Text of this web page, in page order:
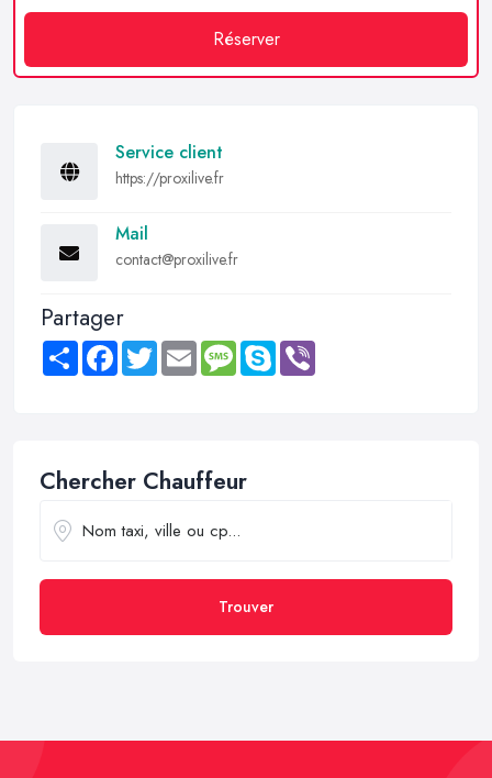
Réserver
Service client
https://proxilive.fr
Mail
contact@proxilive.fr
Partager
Share FacebookTwitter Email MessageSkype
Chercher Chauffeur
Trouver